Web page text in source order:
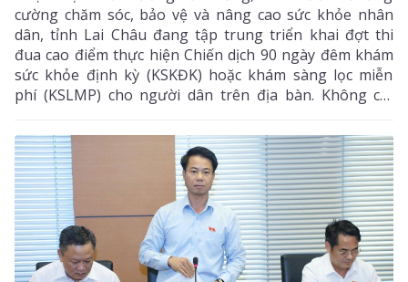
cường chăm sóc, bảo vệ và nâng cao sức khỏe nhân
dân, tỉnh Lai Châu đang tập trung triển khai đợt thi
đua cao điểm thực hiện Chiến dịch 90 ngày đêm khám
sức khỏe định kỳ (KSKĐK) hoặc khám sàng lọc miễn
phí (KSLMP) cho người dân trên địa bàn. Không chỉ
góp phần phát hiện sớm bệnh tật, nâng cao chất
lượng chăm sóc sức khỏe (CSSK) ban đầu, chương
trình còn lan tỏa tinh thần trách nhiệm, y đức và sự
tận tâm của đội ngũ cán bộ y tế, hướng tới mục tiêu
mọi người dân đều được tiếp cận dịch vụ y tế công
bằng, chất lượng và nhân văn.